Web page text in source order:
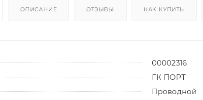
ОПИСАНИЕ ОТЗЫВЫ КАК КУПИТЬ
00002316
ГК ПОРТ
Проводной